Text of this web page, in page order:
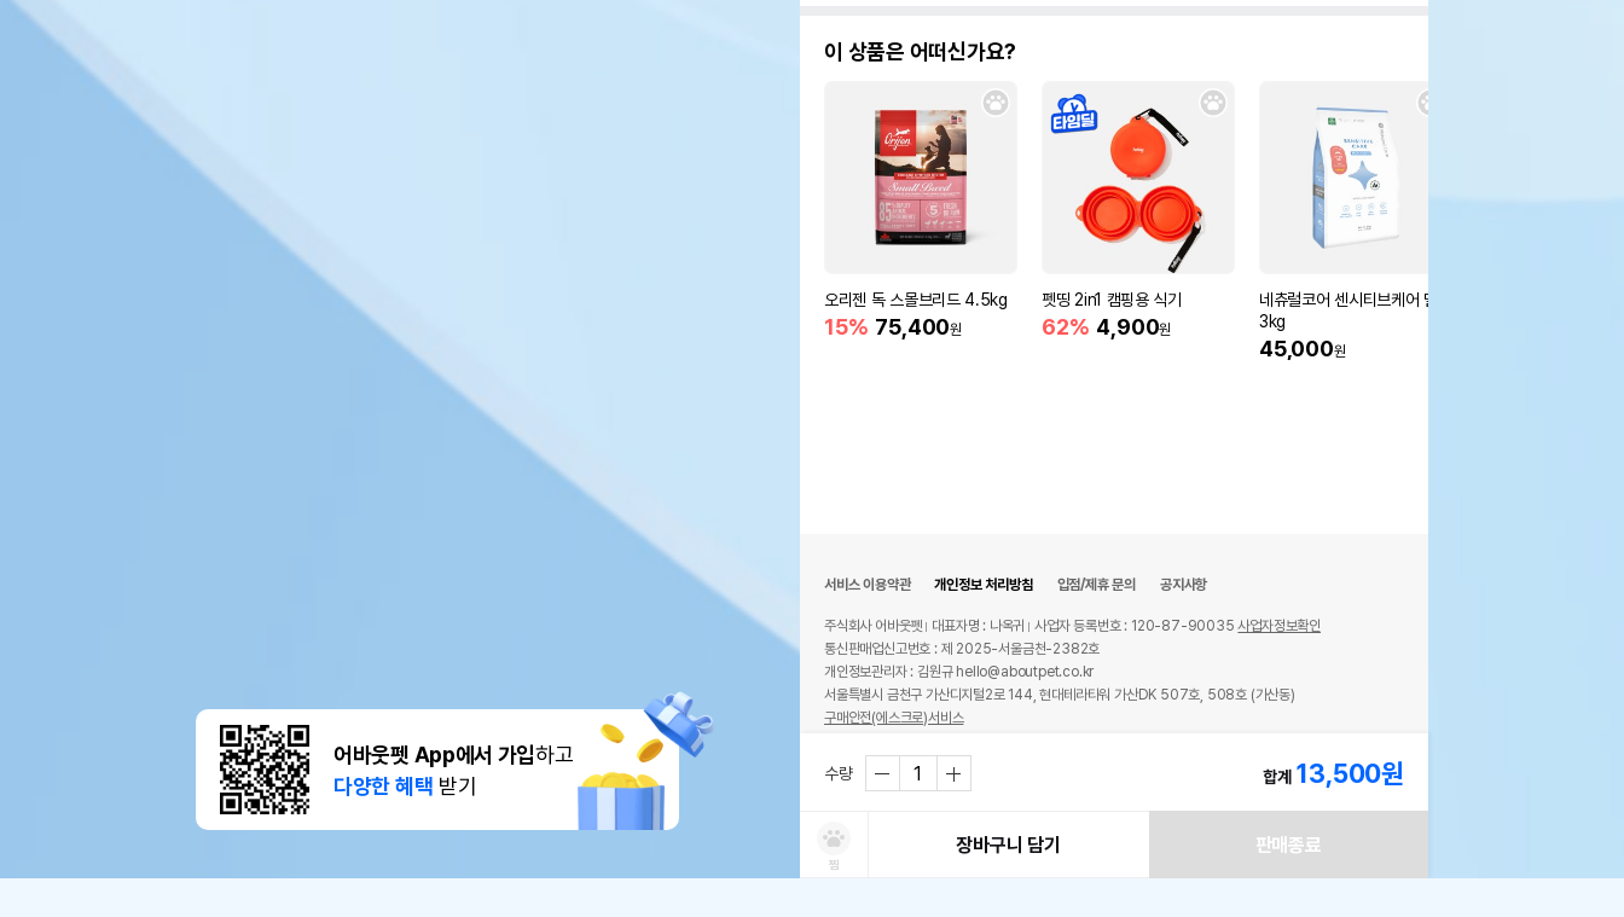
어바웃펫 App에서 가입하고
다양한 혜택 받기
이 상품은 어떠신가요?
오리젠 독 스몰브리드 4.5kg
15% 75,400원
펫띵 2in1 캠핑용 식기
62% 4,900원
네츄럴코어 센시티브케어 밀웜
3kg
45,000원
수량 합계 13,500원
찜
장바구니 담기 판매종료
서비스 이용약관 개인정보 처리방침 입점/제휴 문의 공지사항
주식회사 어바웃펫 대표자명 : 나옥귀 사업자 등록번호 : 120-87-90035사업자정보확인
통신판매업신고번호 : 제 2025-서울금천-2382호
개인정보관리자 : 김원규 hello@aboutpet.co.kr
서울특별시 금천구 가산디지털2로 144, 현대테라타워 가산DK 507호, 508호 (가산동)
구매안전(에스크로)서비스